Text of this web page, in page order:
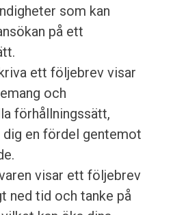
som kan
på ett
ett följebrev visar
och
förhållningssätt,
dig en fördel gentemot
visar ett följebrev
ned tid och tanke på